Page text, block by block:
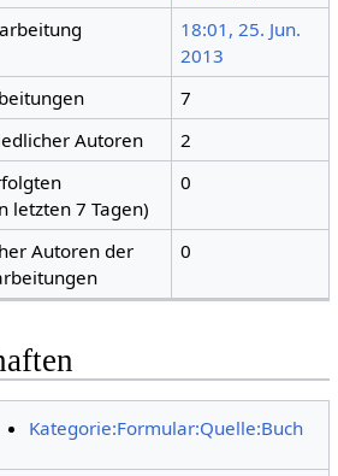
18:01, 25. Jun.
2013
7
Autoren
2
letzten 7 Tagen)
0
Autoren der
0
Kategorie:Formular:Quelle:Buch